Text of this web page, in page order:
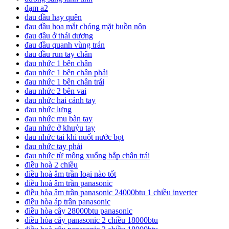
đạm a2
đau đầu hay quên
đau đầu hoa mắt chóng mặt buồn nôn
đau đầu ở thái dương
đau đầu quanh vùng trán
đau đầu run tay chân
đau nhức 1 bên chân
đau nhức 1 bên chân phải
đau nhức 1 bên chân trái
đau nhức 2 bên vai
đau nhức hai cánh tay
đau nhức lưng
đau nhức mu bàn tay
đau nhức ở khuỷu tay
đau nhức tai khi nuốt nước bọt
đau nhức tay phải
đau nhức từ mông xuống bắp chân trái
điều hoà 2 chiều
điều hoà âm trần loại nào tốt
điều hoà âm trần panasonic
điều hòa âm trần panasonic 24000btu 1 chiều inverter
điều hòa áp trần panasonic
điều hòa cây 28000btu panasonic
điều hòa cây panasonic 2 chiều 18000btu